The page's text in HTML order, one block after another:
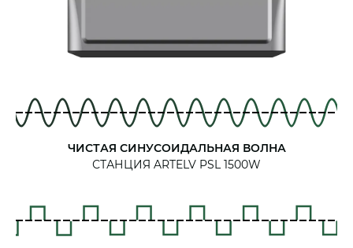
ЧИСТАЯ СИНУСОИДАЛЬНАЯ ВОЛНА
СТАНЦИЯ ARTELV PSL 1500W